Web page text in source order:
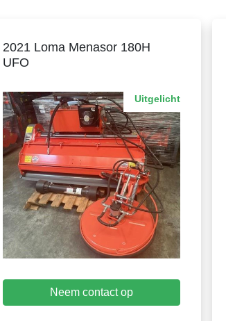
2021 Loma Menasor 180H
UFO
Uitgelicht
Neem contact op